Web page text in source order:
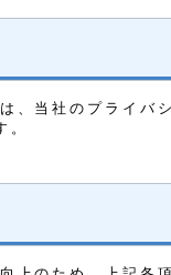
、当社のプライバ
。